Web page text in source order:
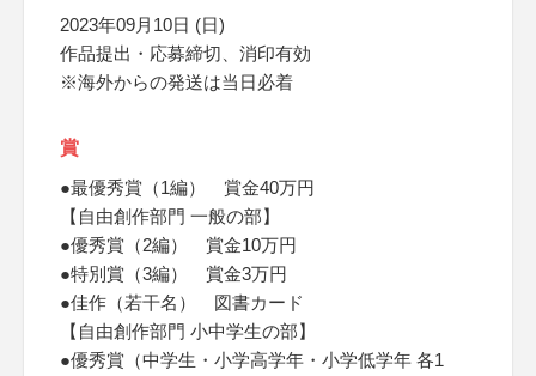
2023年09月10日 (日)
作品提出・応募締切、消印有効
※海外からの発送は当日必着
賞
●最優秀賞（1編） 賞金40万円
【自由創作部門 一般の部】
●優秀賞（2編） 賞金10万円
●特別賞（3編） 賞金3万円
●佳作（若干名） 図書カード
【自由創作部門 小中学生の部】
●優秀賞（中学生・小学高学年・小学低学年 各1